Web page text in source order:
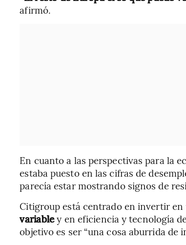
afirmó.
En cuanto a las perspectivas para la
estaba puesto en las cifras de
parecía estar mostrando signos de
Citigroup está centrado en invertir
variabley en eficiencia y tecnología
objetivo es ser “una cosa aburrida de